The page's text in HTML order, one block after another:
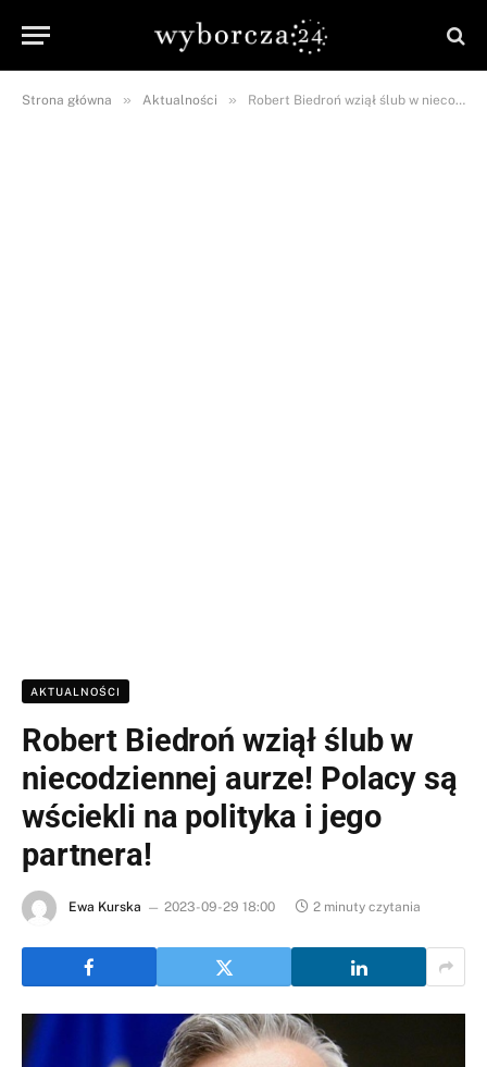
Strona główna » Aktualności » Robert Biedroń wziął ślub w niecodziennej aurze! Polacy są wściekli na polityka i jego partnera!
AKTUALNOŚCI
Robert Biedroń wziął ślub w
niecodziennej aurze! Polacy są
wściekli na polityka i jego
partnera!
Ewa Kurska 2023-09-29 18:00 2 minuty czytania